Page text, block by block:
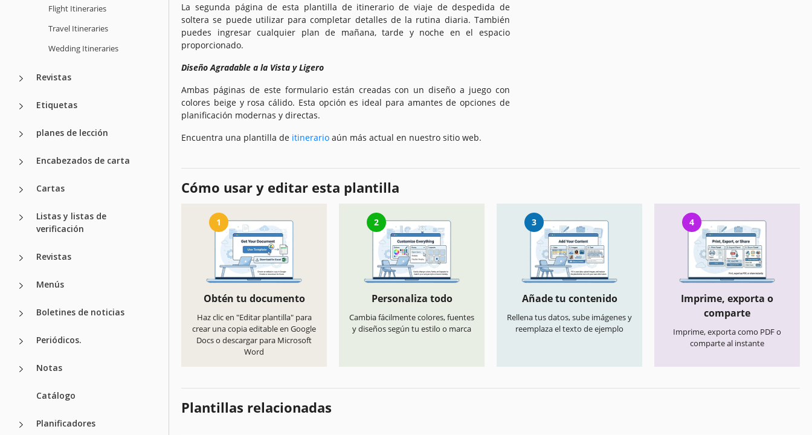
Flight Itineraries
Travel Itineraries
Wedding Itineraries
Revistas
Etiquetas
planes de lección
Encabezados de carta
Cartas
Listas y listas de
verificación
Revistas
Menús
Boletines de noticias
Periódicos.
Notas
Catálogo
Planificadores
La segunda página de esta plantilla de itinerario de viaje de despedida de
soltera se puede utilizar para completar detalles de la rutina diaria. También
puedes ingresar cualquier plan de mañana, tarde y noche en el espacio
proporcionado.
Diseño Agradable a la Vista y Ligero
Ambas páginas de este formulario están creadas con un diseño a juego con
colores beige y rosa cálido. Esta opción es ideal para amantes de opciones de
planificación modernas y directas.
Encuentra una plantilla de itinerario aún más actual en nuestro sitio web.
Cómo usar y editar esta plantilla
1
Obtén tu documento
Haz clic en "Editar plantilla" para
crear una copia editable en Google
Docs o descargar para Microsoft
Word
2
Personaliza todo
Cambia fácilmente colores, fuentes
y diseños según tu estilo o marca
3
Añade tu contenido
Rellena tus datos, sube imágenes y
reemplaza el texto de ejemplo
4
Imprime, exporta o
comparte
Imprime, exporta como PDF o
comparte al instante
Plantillas relacionadas